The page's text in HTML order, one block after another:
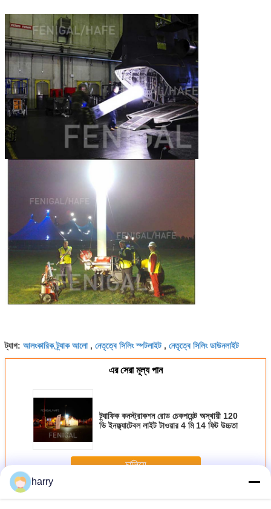
ট্যাগ: আলংকারিক ট্র্যাক আলো, নেতৃত্বে সিলিং স্পটলাইট, নেতৃত্বে সিলিং ডাউনলাইট
এর সেরা মূল্য পান
ট্র্যাফিক কনস্ট্রাকশন রোড চেকপয়েন্ট অস্থায়ী 120
ভি ইনফ্ল্যাটেবল লাইট টাওয়ার 4 মি 14 ফিট উচ্চতা
চালিয়ে
অধিকইনফ্ল্যাটেবল লাইট টাওয়ার
harry